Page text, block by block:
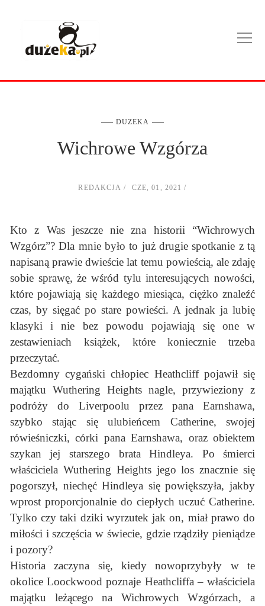
DUZEKA
Wichrowe Wzgórza
REDAKCJA CZE, 01, 2021
Kto z Was jeszcze nie zna historii “Wichrowych
Wzgórz”? Dla mnie było to już drugie spotkanie z tą
napisaną prawie dwieście lat temu powieścią, ale zdaję
sobie sprawę, że wśród tylu interesujących nowości,
które pojawiają się każdego miesiąca, ciężko znaleźć
czas, by sięgać po stare powieści. A jednak ja lubię
klasyki i nie bez powodu pojawiają się one w
zestawieniach książek, które koniecznie trzeba
przeczytać.
Bezdomny cygański chłopiec Heathcliff pojawił się
majątku Wuthering Heights nagle, przywieziony z
podróży do Liverpoolu przez pana Earnshawa,
szybko stając się ulubieńcem Catherine, swojej
rówieśniczki, córki pana Earnshawa, oraz obiektem
szykan jej starszego brata Hindleya. Po śmierci
właściciela Wuthering Heights jego los znacznie się
pogorszył, niechęć Hindleya się powiększyła, jakby
wprost proporcjonalnie do ciepłych uczuć Catherine.
Tylko czy taki dziki wyrzutek jak on, miał prawo do
miłości i szczęścia w świecie, gdzie rządziły pieniądze
i pozory?
Historia zaczyna się, kiedy nowoprzybyły w te
okolice Loockwood poznaje Heathcliffa – właściciela
majątku leżącego na Wichrowych Wzgórzach, a